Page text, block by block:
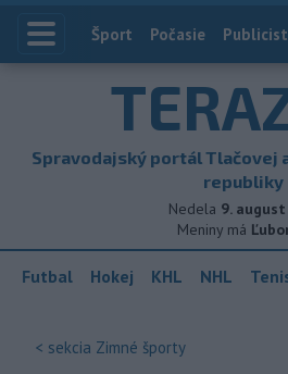
Index
Šport Počasie
Spravodajský portál Tlačovej
republiky
Nedela 9.
Meniny má
Futbal Hokej KHL NHL
< sekcia Zimné športy